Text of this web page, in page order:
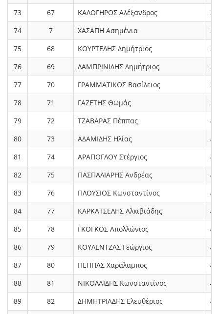
73
67 ΚΑΛΟΓΗΡΟΣ Αλέξανδρος
74
7 ΧΑΣΑΠΗ Ασημένια
75
68 ΚΟΥΡΤΕΛΗΣ Δημήτριος
76
69 ΛΑΜΠΡΙΝΙΔΗΣ Δημήτριος
77
70 ΓΡΑΜΜΑΤΙΚΟΣ Βασίλειος
78
71 ΓΑΖΕΤΗΣ Θωμάς
79
72 ΤΖΑΒΑΡΑΣ Πέππας
80
73 ΑΔΑΜΙΔΗΣ Ηλίας
81
74 ΑΡΑΠΟΓΛΟΥ Στέργιος
82
75 ΠΑΣΠΑΛΙΑΡΗΣ Ανδρέας
83
76 ΠΛΟΥΣΙΟΣ Κωνσταντίνος
84
77 ΚΑΡΚΑΤΣΕΛΗΣ Αλκιβιάδης
85
78 ΓΚΟΓΚΟΣ Απολλώνιος
86
79 ΚΟΥΛΕΝΤΖΑΣ Γεώργιος
87
80 ΠΕΠΠΑΣ Χαράλαμπος
88
81 ΝΙΚΟΛΑΪΔΗΣ Κωνσταντίνος
89
82 ΔΗΜΗΤΡΙΑΔΗΣ Ελευθέριος